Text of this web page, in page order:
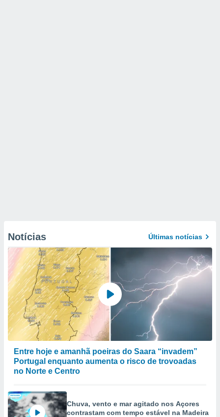
Notícias Últimas notícias
Entre hoje e amanhã poeiras do Saara “invadem”
Portugal enquanto aumenta o risco de trovoadas
no Norte e Centro
Chuva, vento e mar agitado nos Açores
contrastam com tempo estável na Madeira